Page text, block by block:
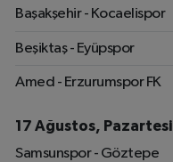
Başakşehir - Kocaelispor
Beşiktaş - Eyüpspor
Amed - Erzurumspor FK
17 Ağustos, Pazartesi
Samsunspor - Göztepe